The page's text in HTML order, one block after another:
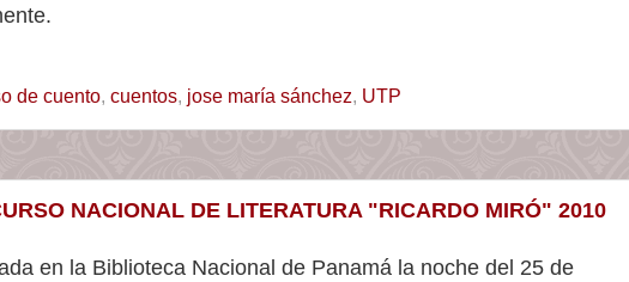
de cuento, cuentos, jose maría sánchez, UTP
NACIONAL DE LITERATURA "RICARDO MIRÓ" 2010
en la Biblioteca Nacional de Panamá la noche del 25 de